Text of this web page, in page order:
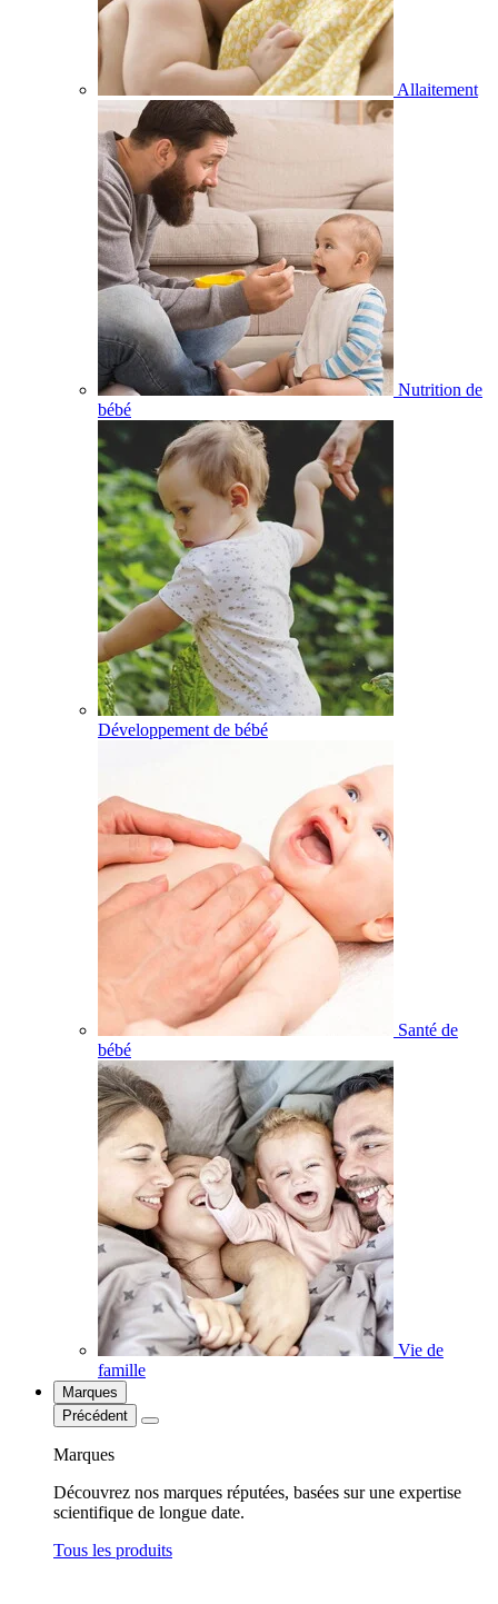
Allaitement
Nutrition de
bébé
Développement de bébé
Santé de
bébé
Vie de
famille
Marques
Précédent
Marques
Découvrez nos marques réputées, basées sur une expertise
scientifique de longue date.
Tous les produits